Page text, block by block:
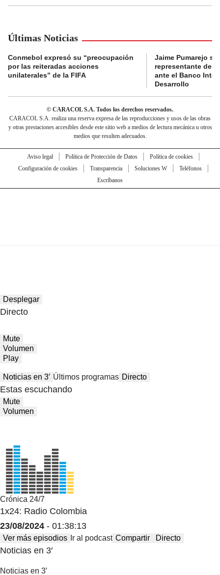
Últimas Noticias
Conmebol expresó su “preocupación
por las reiteradas acciones
unilaterales” de la FIFA
Jaime Pumarejo
representante de
ante el Banco
Desarrollo
© CARACOL S.A. Todos los derechos reservados.
CARACOL S.A. realiza una reserva expresa de las reproducciones y usos de las obras
y otras prestaciones accesibles desde este sitio web a medios de lectura mecánica u otros
medios que resulten adecuados.
Aviso legal Política de Protección de Datos
Política de cookies
Configuración de cookies
Transparencia Soluciones W
Teléfonos
Escríbanos
Desplegar
Directo
Mute
Volumen
Play
Noticias en 3′ Últimos programas Directo
Estas escuchando
Mute
Volumen
Crónica 24/7
1x24: Radio Colombia
23/08/2024 - 01:38:13
Ver más episodios Ir al podcast Compartir Directo
Noticias en 3′
Noticias en 3′